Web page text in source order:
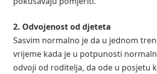
2. Odvojenost od djeteta
Sasvim normalno je da u jednom
vrijeme kada je u potpunosti
odvoji od roditelja, da ode u posjetu